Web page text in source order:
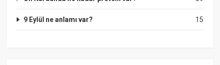
15
9 Eylül ne anlamı var?